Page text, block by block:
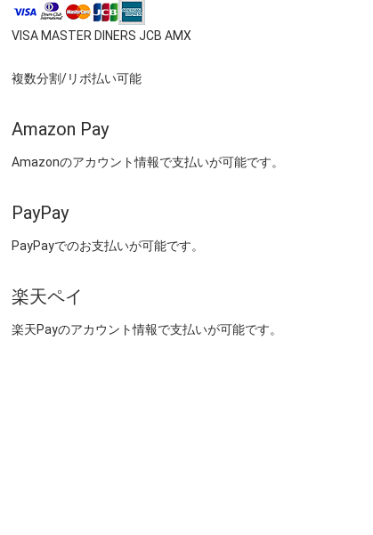
VISA MASTER DINERS JCB AMX
複数分割/リボ払い可能
Amazon Pay
Amazonのアカウント情報で支払いが可能です。
PayPay
PayPayでのお支払いが可能です。
楽天ペイ
楽天Payのアカウント情報で支払いが可能です。